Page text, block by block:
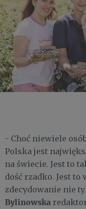
- Choć niewiele
Polska jest
na świecie. Jest to
dość rzadko. Jest
zdecydowanie nie
Bylinowska